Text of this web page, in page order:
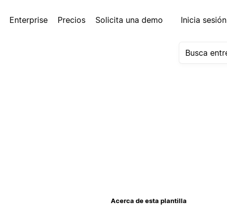
Enterprise Precios Solicita una demo Inicia sesión
Acerca de esta plantilla